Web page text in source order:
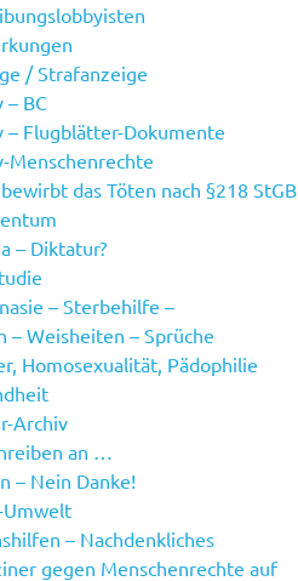
/ Strafanzeige
– BC
– Flugblätter-Dokumente
Menschenrechte
das Töten nach §218 StGB
– Diktatur?
– Sterbehilfe –
– Weisheiten – Sprüche
Homosexualität, Pädophilie
Archiv
an …
– Nein Danke!
Umwelt
– Nachdenkliches
gegen Menschenrechte auf